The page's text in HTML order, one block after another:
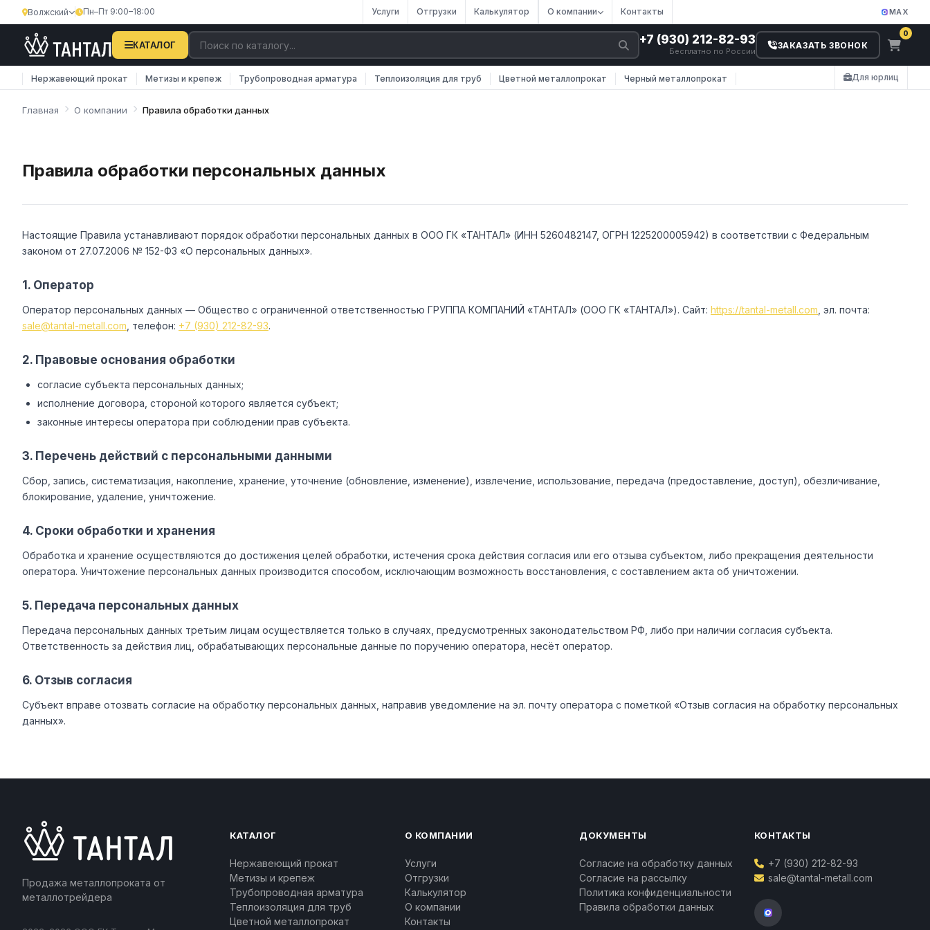
Волжский Пн–Пт 9:00–18:00 Услуги Отгрузки Калькулятор О компании Контакты MAX
КАТАЛОГ +7 (930) 212-82-93
Бесплатно по России
ЗАКАЗАТЬ ЗВОНОК
0
Нержавеющий прокат Метизы и крепеж Трубопроводная арматура Теплоизоляция для труб Цветной металлопрокат Черный металлопрокат Для юрлиц
Главная О компании Правила обработки данных
Правила обработки персональных данных
Настоящие Правила устанавливают порядок обработки персональных данных в ООО ГК «ТАНТАЛ» (ИНН 5260482147, ОГРН 1225200005942) в соответствии с Федеральным
законом от 27.07.2006 № 152-ФЗ «О персональных данных».
1. Оператор
Оператор персональных данных — Общество с ограниченной ответственностью ГРУППА КОМПАНИЙ «ТАНТАЛ» (ООО ГК «ТАНТАЛ»). Сайт: https://tantal-metall.com , эл. почта:
sale@tantal-metall.com , телефон: +7 (930) 212-82-93.
2. Правовые основания обработки
согласие субъекта персональных данных;
исполнение договора, стороной которого является субъект;
законные интересы оператора при соблюдении прав субъекта.
3. Перечень действий с персональными данными
Сбор, запись, систематизация, накопление, хранение, уточнение (обновление, изменение), извлечение, использование, передача (предоставление, доступ), обезличивание,
блокирование, удаление, уничтожение.
4. Сроки обработки и хранения
Обработка и хранение осуществляются до достижения целей обработки, истечения срока действия согласия или его отзыва субъектом, либо прекращения деятельности
оператора. Уничтожение персональных данных производится способом, исключающим возможность восстановления, с составлением акта об уничтожении.
5. Передача персональных данных
Передача персональных данных третьим лицам осуществляется только в случаях, предусмотренных законодательством РФ, либо при наличии согласия субъекта.
Ответственность за действия лиц, обрабатывающих персональные данные по поручению оператора, несёт оператор.
6. Отзыв согласия
Субъект вправе отозвать согласие на обработку персональных данных, направив уведомление на эл. почту оператора с пометкой «Отзыв согласия на обработку персональных
данных».
Продажа металлопроката от
металлотрейдера
КАТАЛОГ
Нержавеющий прокат
Метизы и крепеж
Трубопроводная арматура
Теплоизоляция для труб
Цветной металлопрокат
О КОМПАНИИ
Услуги
Отгрузки
Калькулятор
О компании
Контакты
ДОКУМЕНТЫ
Согласие на обработку данных
Согласие на рассылку
Политика конфиденциальности
Правила обработки данных
КОНТАКТЫ
+7 (930) 212-82-93
sale@tantal-metall.com
Татьяна Воропаева
Контакты
Телефон: